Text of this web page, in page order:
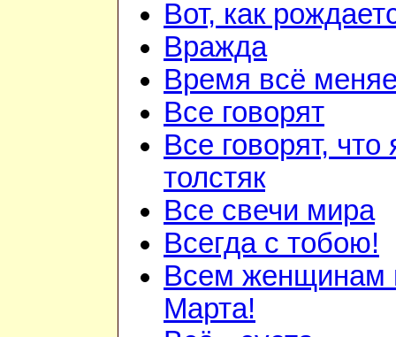
Вот, как
Вражда
Время всё
Все говорят
Все говорят, что
толстяк
Все свечи мира
Всегда с тобою!
Всем женщинам
Марта!